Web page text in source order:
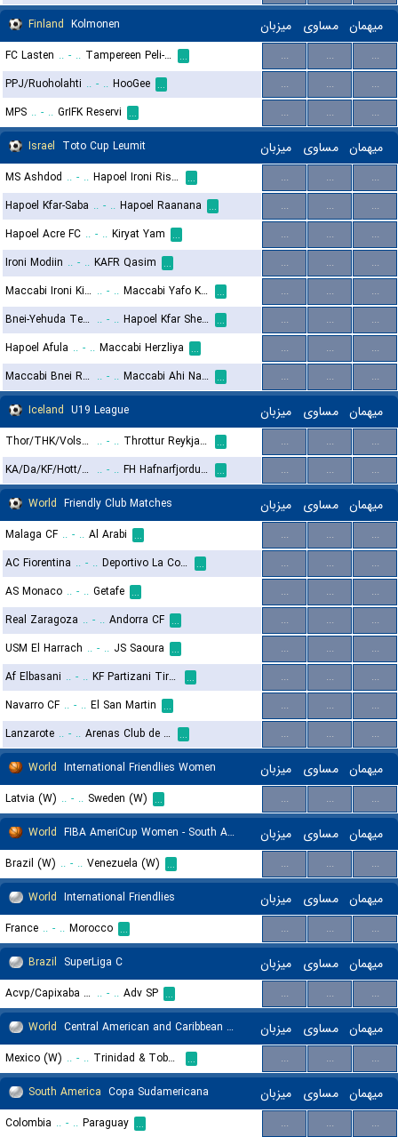
Finland Kolmonen میزبان مساوی میهمان
FC Lasten .. - .. Tampereen Peli-Toverit ... ... ...
...
PPJ/Ruoholahti .. - .. HooGee ... ... ...
...
MPS .. - .. GrIFK Reservi ... ... ...
...
Israel Toto Cup Leumit میزبان مساوی میهمان
MS Ashdod .. - .. Hapoel Ironi Rishon Lezion ... ... ...
...
Hapoel Kfar-Saba .. - .. Hapoel Raanana ... ... ...
...
Hapoel Acre FC .. - .. Kiryat Yam ... ... ...
...
Ironi Modiin .. - .. KAFR Qasim ... ... ...
...
Maccabi Ironi Kiryat Gat .. - .. Maccabi Yafo Kabilyo ... ... ...
...
Bnei-Yehuda Tel-Aviv .. - .. Hapoel Kfar Shelem ... ... ...
...
Hapoel Afula .. - .. Maccabi Herzliya ... ... ...
...
Maccabi Bnei Raina .. - .. Maccabi Ahi Nazareth FC ... ... ...
...
Iceland U19 League میزبان مساوی میهمان
Thor/THK/Volsungur U19 .. - .. Throttur Reykjavik U19 ... ... ...
...
KA/Da/KF/Hott/Ham U19 .. - .. FH Hafnarfjordur U19 ... ... ...
...
World Friendly Club Matches میزبان مساوی میهمان
Malaga CF .. - .. Al Arabi ... ... ...
...
AC Fiorentina .. - .. Deportivo La Coruna ... ... ...
...
AS Monaco .. - .. Getafe ... ... ...
...
Real Zaragoza .. - .. Andorra CF ... ... ...
...
USM El Harrach .. - .. JS Saoura ... ... ...
...
Af Elbasani .. - .. KF Partizani Tirana ... ... ...
...
Navarro CF .. - .. El San Martin ... ... ...
...
Lanzarote .. - .. Arenas Club de Getxo ... ... ...
...
World International Friendlies Women میزبان مساوی میهمان
Latvia (W) .. - .. Sweden (W) ... ... ...
...
World FIBA AmeriCup Women - South America Qualifier میزبان مساوی میهمان
Brazil (W) .. - .. Venezuela (W) ... ... ...
...
World International Friendlies میزبان مساوی میهمان
France .. - .. Morocco ... ... ...
...
Brazil SuperLiga C میزبان مساوی میهمان
Acvp/Capixaba VC .. - .. Adv SP ... ... ...
...
World Central American and Caribbean Games Women میزبان مساوی میهمان
Mexico (W) .. - .. Trinidad & Tobago (W) ... ... ...
...
South America Copa Sudamericana میزبان مساوی میهمان
Colombia .. - .. Paraguay ... ... ... ...